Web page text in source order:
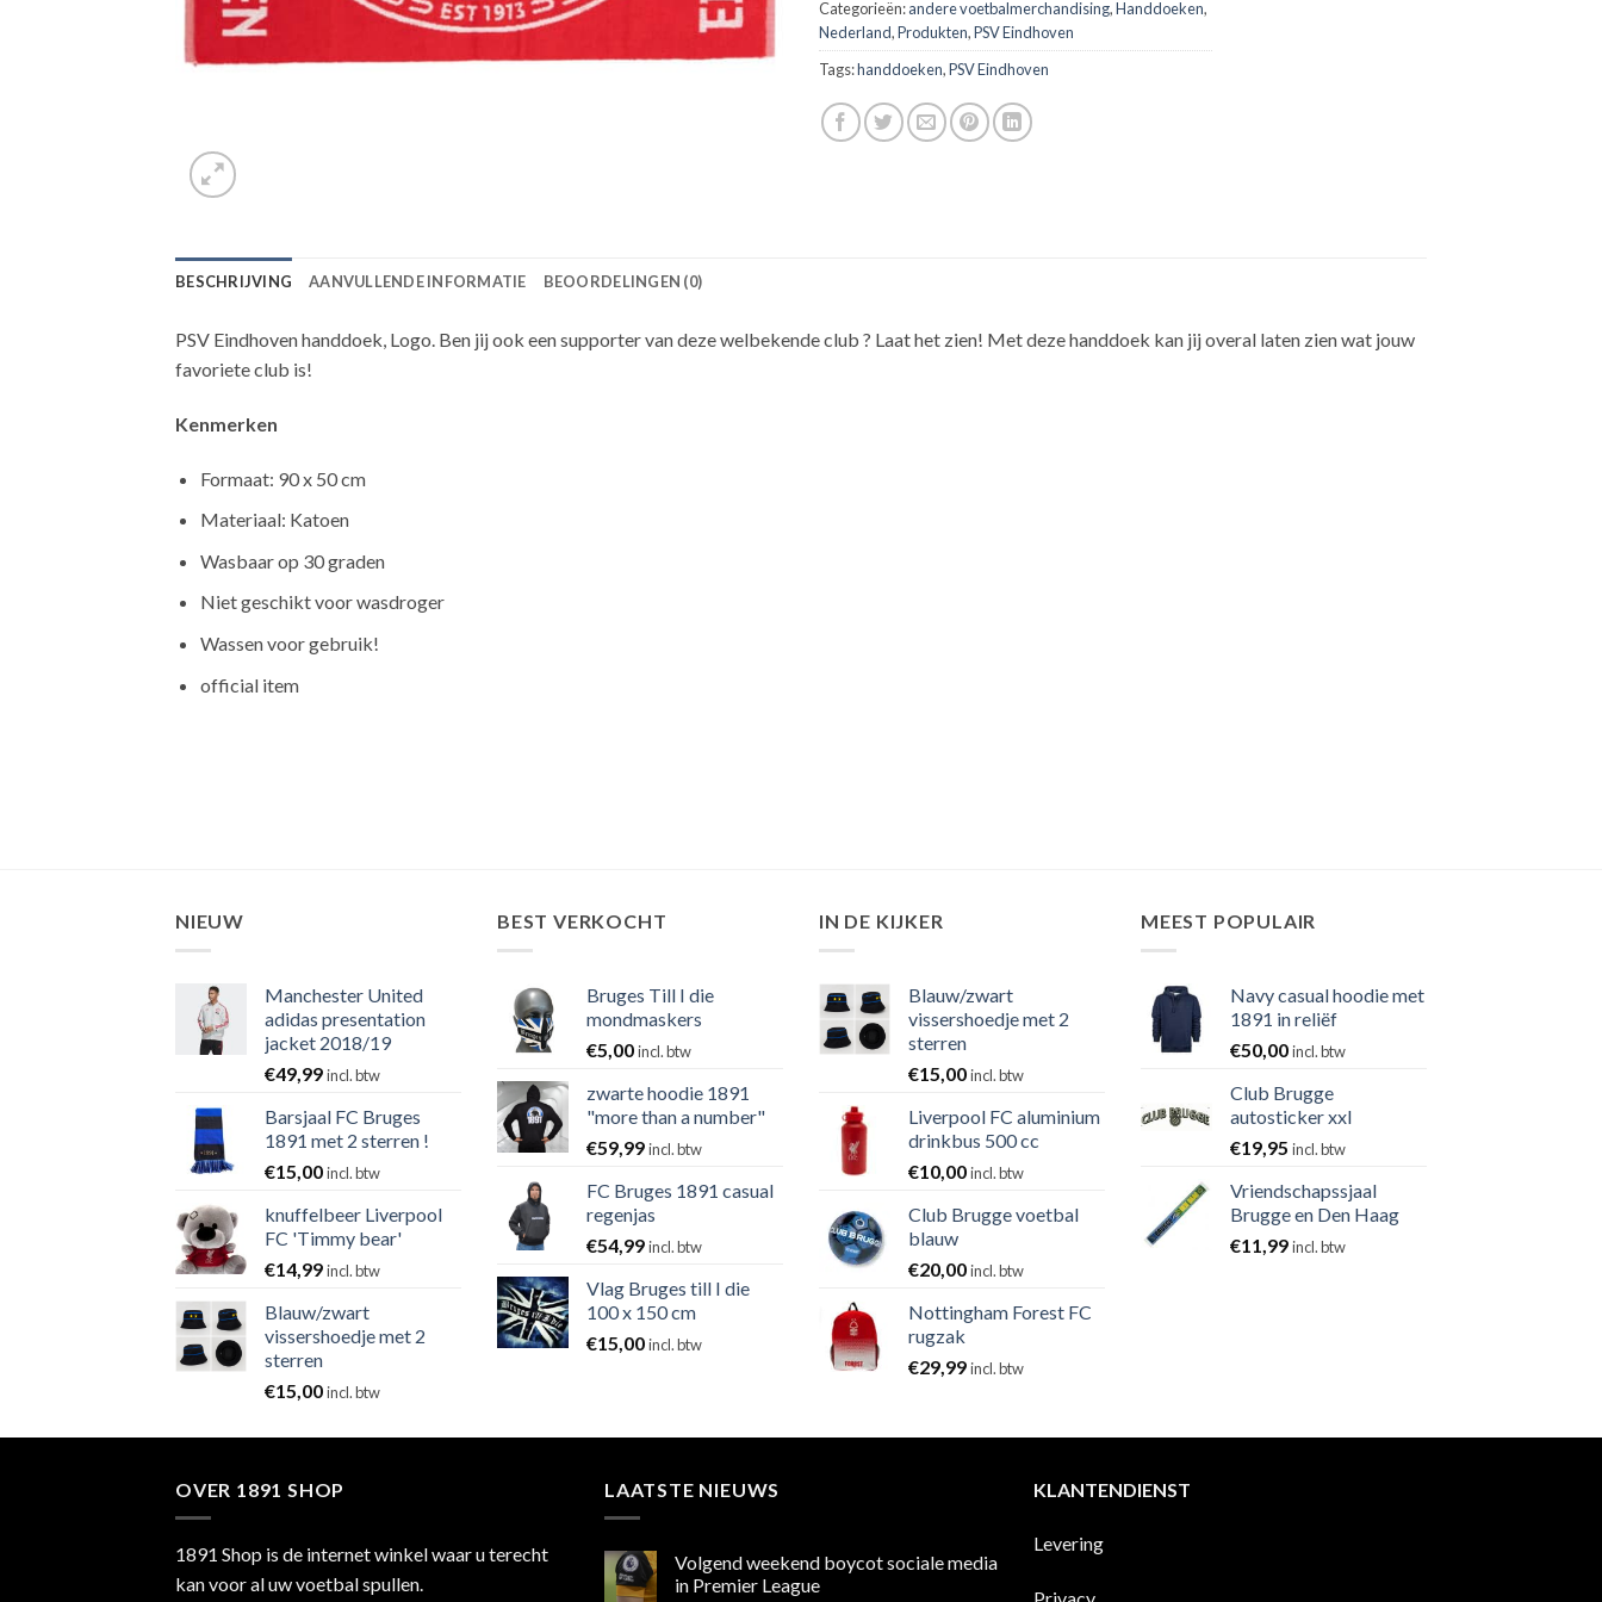
Categorieën:andere voetbalmerchandising,Handdoeken,
Nederland,Produkten,PSV Eindhoven
Tags:handdoeken,PSV Eindhoven
BESCHRIJVING AANVULLENDE INFORMATIE BEOORDELINGEN (0)
PSV Eindhoven handdoek, Logo. Ben jij ook een supporter van deze welbekende club ? Laat het zien! Met deze handdoek kan jij overal laten zien wat jouw
favoriete club is!
Kenmerken
Formaat: 90 x 50 cm
Materiaal: Katoen
Wasbaar op 30 graden
Niet geschikt voor wasdroger
Wassen voor gebruik!
official item
NIEUW
Manchester United
adidas presentation
jacket 2018/19
€49,99incl. btw
Barsjaal FC Bruges
1891 met 2 sterren !
€15,00incl. btw
knuffelbeer Liverpool
FC 'Timmy bear'
€14,99incl. btw
Blauw/zwart
vissershoedje met 2
sterren
€15,00incl. btw
BEST VERKOCHT
Bruges Till I die
mondmaskers
€5,00incl. btw
zwarte hoodie 1891
"more than a number"
€59,99incl. btw
FC Bruges 1891 casual
regenjas
€54,99incl. btw
Vlag Bruges till I die
100 x 150 cm
€15,00incl. btw
IN DE KIJKER
Blauw/zwart
vissershoedje met 2
sterren
€15,00incl. btw
Liverpool FC aluminium
drinkbus 500 cc
€10,00incl. btw
Club Brugge voetbal
blauw
€20,00incl. btw
Nottingham Forest FC
rugzak
€29,99incl. btw
MEEST POPULAIR
Navy casual hoodie met
1891 in reliëf
€50,00incl. btw
Club Brugge
autosticker xxl
€19,95 incl. btw
Vriendschapssjaal
Brugge en Den Haag
€11,99incl. btw
OVER 1891 SHOP
1891 Shop is de internet winkel waar u terecht
kan voor al uw voetbal spullen.
LAATSTE NIEUWS
Volgend weekend boycot sociale media
in Premier League
KLANTENDIENST
Levering